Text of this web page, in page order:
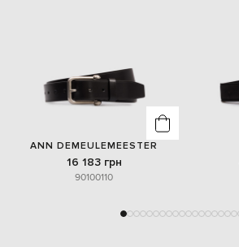
ANN DEMEULEMEESTER
16 183 грн
90100110